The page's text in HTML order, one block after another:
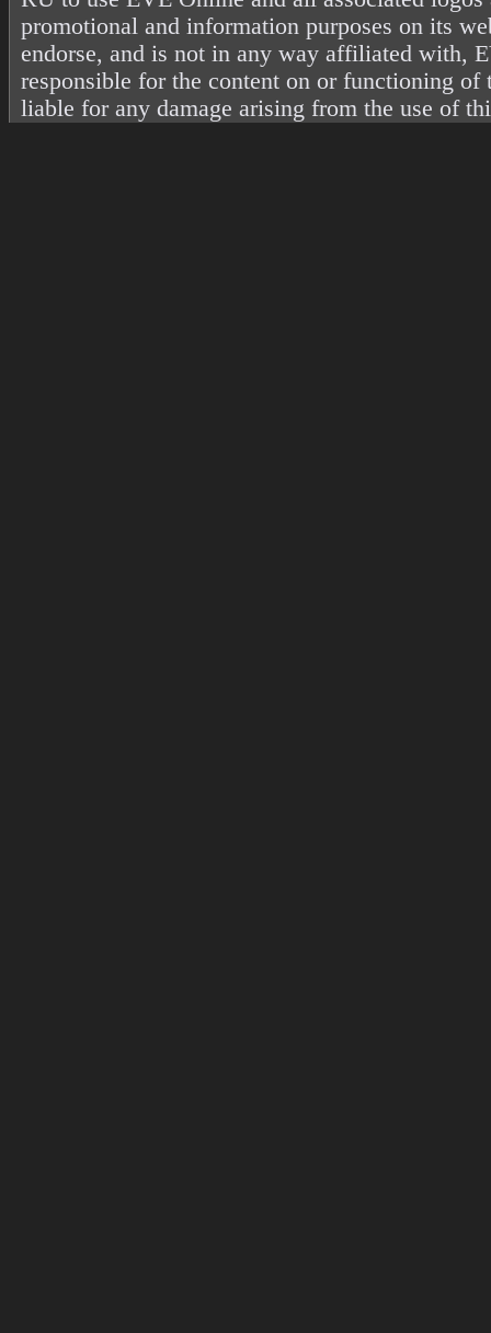
promotional and information purposes on its
endorse, and is not in any way affiliated with,
responsible for the content on or functioning of
liable for any damage arising from the use of